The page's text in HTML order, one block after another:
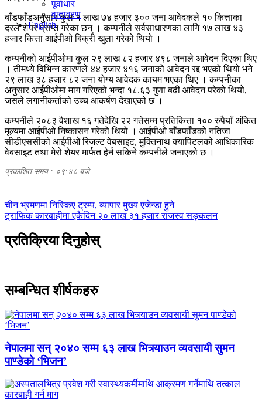
पूर्वाधार
वातावरण
English
बाँडफाँडअनुसार कुल १ लाख ७४ हजार ३०० जना आवेदकले १० कित्ताका
दरले शेयर प्राप्त गरेका छन् । कम्पनीले सर्वसाधारणका लागि १७ लाख ४३
हजार कित्ता आईपीओ बिक्री खुला गरेको थियो ।
कम्पनीको आईपीओमा कुल २९ लाख ८२ हजार ४९८ जनाले आवेदन दिएका थिए
। तीमध्ये विभिन्न कारणले ४४ हजार ४१६ जनाको आवेदन रद्द भएको थियो भने
२९ लाख ३८ हजार ८२ जना योग्य आवेदक कायम भएका थिए । कम्पनीका
अनुसार आईपीओमा माग गरिएको भन्दा १८.६३ गुणा बढी आवेदन परेको थियो,
जसले लगानीकर्ताको उच्च आकर्षण देखाएको छ ।
कम्पनीले २०८३ वैशाख १६ गतेदेखि २२ गतेसम्म प्रतिकित्ता १०० रुपैयाँ अंकित
मूल्यमा आईपीओ निष्कासन गरेको थियो । आईपीओ बाँडफाँडको नतिजा
सीडीएससीको आईपीओ रिजल्ट वेबसाइट, मुक्तिनाथ क्यापिटलको आधिकारिक
वेबसाइट तथा मेरो शेयर मार्फत हेर्न सकिने कम्पनीले जनाएको छ ।
प्रकाशित समय : ०९:४८ बजे
पछिल्लाे
-
चीन भ्रमणमा निस्किए ट्रम्प, व्यापार मुख्य एजेन्डा हुने
अघिल्लाे
ट्राफिक कारबाहीमा एकैदिन २० लाख ३१ हजार राजस्व सङ्कलन
प्रतिक्रिया दिनुहोस्
सम्बन्धित शीर्षकहरु
नेपालमा सन् २०४० सम्म ६३ लाख भित्र्याउन व्यवसायी सुमन
पाण्डेको ‘भिजन’